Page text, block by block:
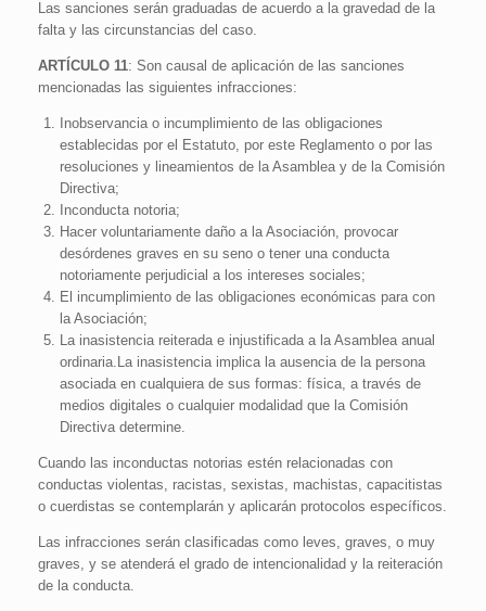
Las sanciones serán graduadas de acuerdo a la gravedad de la
falta y las circunstancias del caso.
ARTÍCULO 11: Son causal de aplicación de las sanciones
mencionadas las siguientes infracciones:
Inobservancia o incumplimiento de las obligaciones
establecidas por el Estatuto, por este Reglamento o por las
resoluciones y lineamientos de la Asamblea y de la Comisión
Directiva;
Inconducta notoria;
Hacer voluntariamente daño a la Asociación, provocar
desórdenes graves en su seno o tener una conducta
notoriamente perjudicial a los intereses sociales;
El incumplimiento de las obligaciones económicas para con
la Asociación;
La inasistencia reiterada e injustificada a la Asamblea anual
ordinaria.La inasistencia implica la ausencia de la persona
asociada en cualquiera de sus formas: física, a través de
medios digitales o cualquier modalidad que la Comisión
Directiva determine.
Cuando las inconductas notorias estén relacionadas con
conductas violentas, racistas, sexistas, machistas, capacitistas
o cuerdistas se contemplarán y aplicarán protocolos específicos.
Las infracciones serán clasificadas como leves, graves, o muy
graves, y se atenderá el grado de intencionalidad y la reiteración
de la conducta.